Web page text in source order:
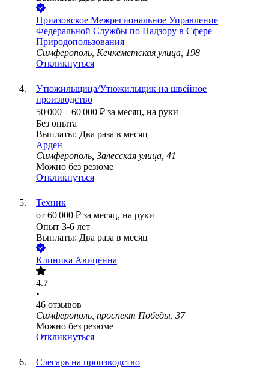
Приазовское Межрегиональное Управление
Федеральной Службы по Надзору в Сфере
Природопользования
Симферополь, Кечкеметская улица, 198
Откликнуться
Утюжильщица/Утюжильщик на швейное
производство
50 000 – 60 000 ₽ за месяц, на руки
Без опыта
Выплаты: Два раза в месяц
Арден
Симферополь, Залесская улица, 41
Можно без резюме
Откликнуться
Техник
от 60 000 ₽ за месяц, на руки
Опыт 3-6 лет
Выплаты: Два раза в месяц
Клиника Авиценна
4.7
•
46 отзывов
Симферополь, проспект Победы, 37
Можно без резюме
Откликнуться
Слесарь на производство